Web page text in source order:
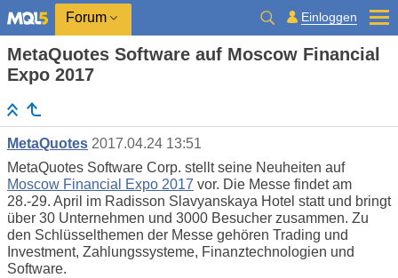
Forum Einloggen
MetaQuotes Software auf Moscow Financial
Expo 2017
MetaQuotes 2017.04.24 13:51
MetaQuotes Software Corp. stellt seine Neuheiten auf
Moscow Financial Expo 2017 vor. Die Messe findet am
28.-29. April im Radisson Slavyanskaya Hotel statt und bringt
über 30 Unternehmen und 3000 Besucher zusammen. Zu
den Schlüsselthemen der Messe gehören Trading und
Investment, Zahlungssysteme, Finanztechnologien und
Software.